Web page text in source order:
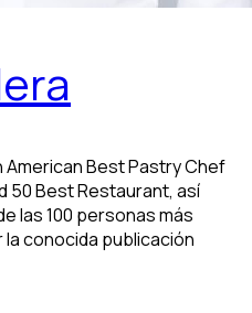
American Best Pastry Chef
50 Best Restaurant, así
las 100 personas más
conocida publicación